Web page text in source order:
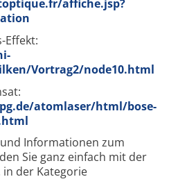
affiche.jsp?
Effekt:
Vortrag2/node10.html
atomlaser/html/bose-
Informationen zum
Sie ganz einfach mit der
in der Kategorie